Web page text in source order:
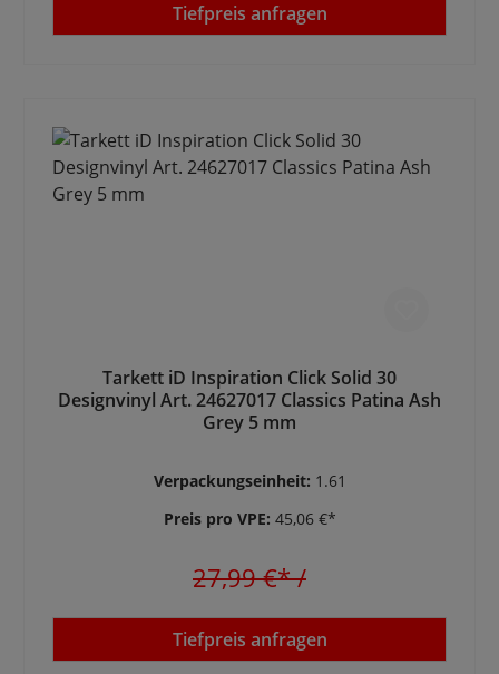
Tiefpreis anfragen
Tarkett iD Inspiration Click Solid 30
Designvinyl Art. 24627017 Classics Patina Ash
Grey 5 mm
Verpackungseinheit: 1.61
Preis pro VPE: 45,06 €*
27,99 €*/
Tiefpreis anfragen